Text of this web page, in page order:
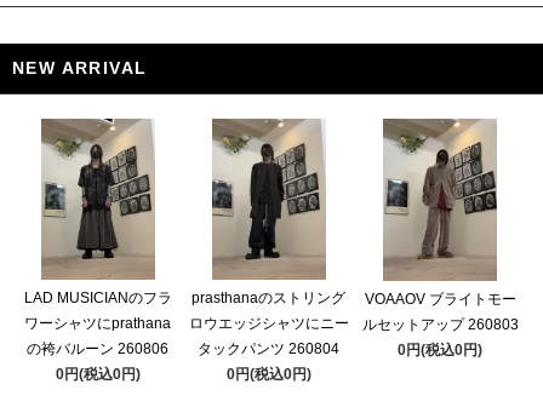
NEW ARRIVAL
LAD MUSICIANのフラ
ワーシャツにprathana
の袴バルーン 260806
0円(税込0円)
prasthanaのストリング
ロウエッジシャツにニー
タックパンツ 260804
0円(税込0円)
VOAAOV ブライトモー
ルセットアップ 260803
0円(税込0円)